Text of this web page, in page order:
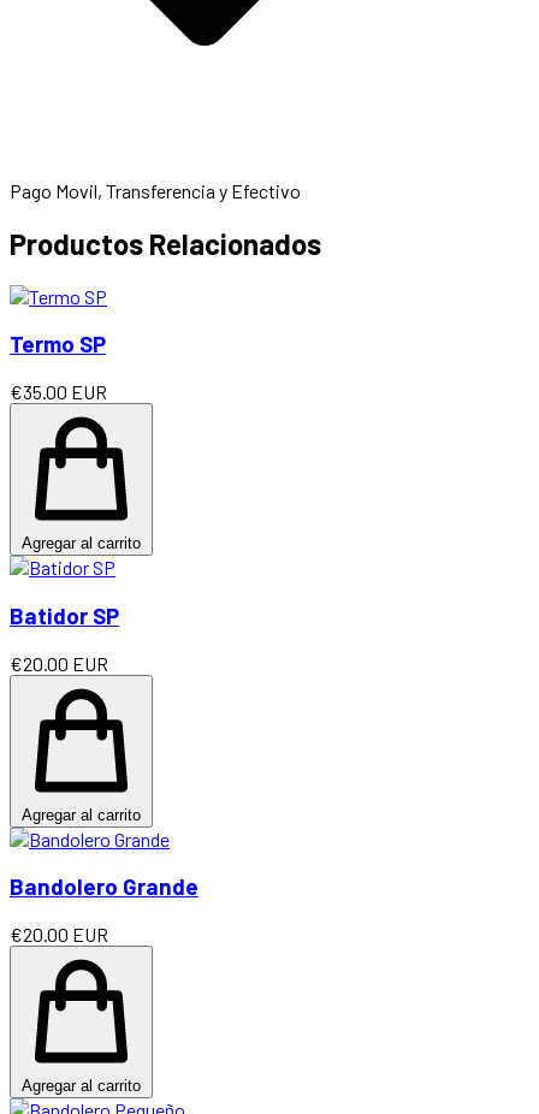
Pago Movil, Transferencia y Efectivo
Productos Relacionados
Termo SP
€35.00 EUR
Agregar al carrito
Batidor SP
€20.00 EUR
Agregar al carrito
Bandolero Grande
€20.00 EUR
Agregar al carrito